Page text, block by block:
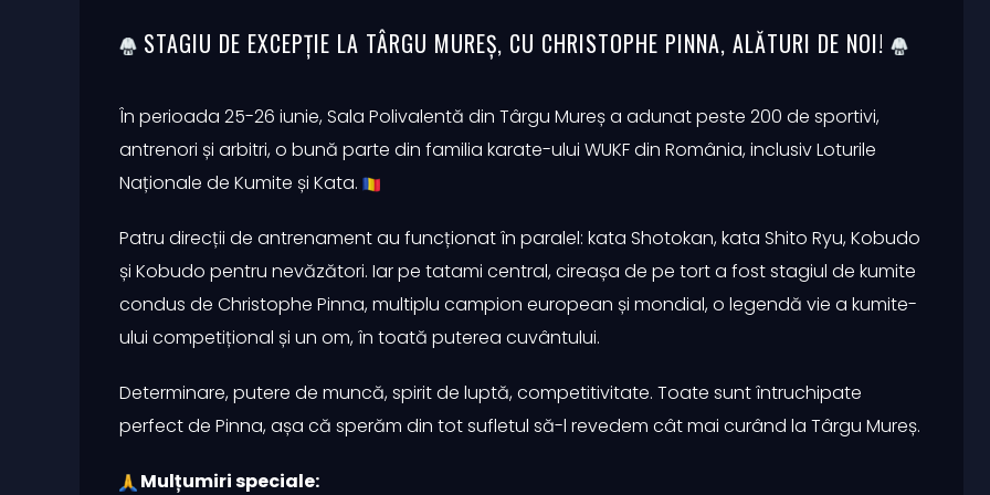
STAGIU DE EXCEPȚIE LA TÂRGU MUREȘ, CU CHRISTOPHE PINNA, ALĂTURI DE NOI!
În perioada 25-26 iunie, Sala Polivalentă din Târgu Mureș a adunat peste 200 de sportivi,
antrenori și arbitri, o bună parte din familia karate-ului WUKF din România, inclusiv Loturile
Naționale de Kumite și Kata.
Patru direcții de antrenament au funcționat în paralel: kata Shotokan, kata Shito Ryu, Kobudo
și Kobudo pentru nevăzători. Iar pe tatami central, cireașa de pe tort a fost stagiul de kumite
condus de Christophe Pinna, multiplu campion european și mondial, o legendă vie a kumite-
ului competițional și un om, în toată puterea cuvântului.
Determinare, putere de muncă, spirit de luptă, competitivitate. Toate sunt întruchipate
perfect de Pinna, așa că sperăm din tot sufletul să-l revedem cât mai curând la Târgu Mureș.
Mulțumiri speciale: